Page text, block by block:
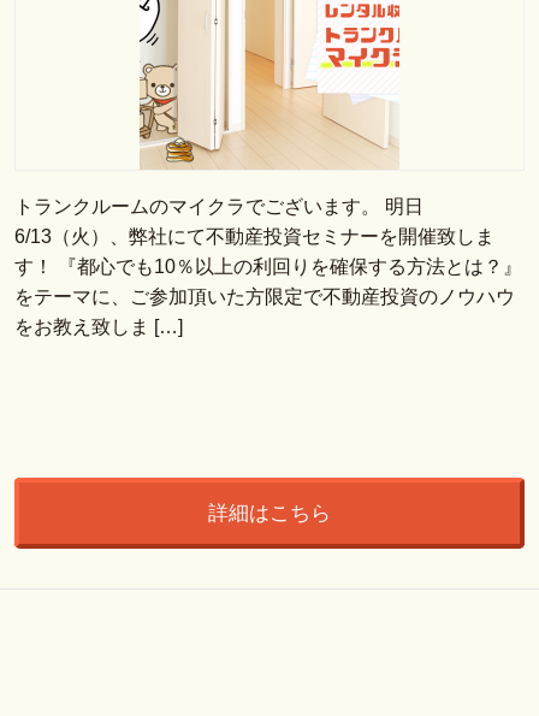
トランクルームのマイクラでございます。 明日
6/13（火）、弊社にて不動産投資セミナーを開催致しま
す！ 『都心でも10％以上の利回りを確保する方法とは？』
をテーマに、ご参加頂いた方限定で不動産投資のノウハウ
をお教え致しま […]
詳細はこちら